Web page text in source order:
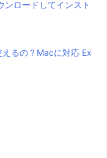
ロードしてインスト
るの？Macに対応 Ex